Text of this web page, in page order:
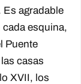
Es agradable
cada esquina,
Puente
casas
XVII, los